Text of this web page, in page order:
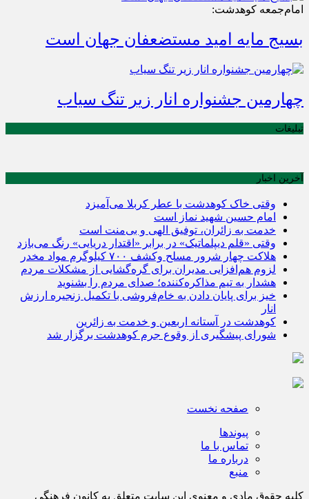
امام‌جمعه کوهدشت:
بسیج مایه امید مستضعفان جهان است
چهارمین جشنواره انار زیر تنگ سیاب
تبلیغات
آخرین اخبار
وقتی خاک کوهدشت با عطر کربلا می‌آمیزد
امام حسین شهید نماز است
خدمت به زائران، توفیق الهی و بی‌منت است
وقتی «قلم دیپلماتیک» در برابر «اقتدار دریایی» رنگ می‌بازد
هلاکت چهار شرور مسلح وکشف ۷۰۰ کیلوگرم مواد مخدر
لزوم هم‌افزایی مدیران برای گره‌گشایی از مشکلات مردم
هشدار به تیم مذاکره‌کننده؛ صدای مردم را بشنوید
خیز برای پایان دادن به خام‌فروشی با تکمیل زنجیره ارزش
انار
کوهدشت در آستانه اربعین و خدمت‌ به زائرین
شورای پیشگیری از وقوع جرم کوهدشت برگزار شد
صفحه نخست
پیوندها
تماس با ما
درباره ما
منبع
کلیه حقوق مادی و معنوی این سایت متعلق به کانون فرهنگی